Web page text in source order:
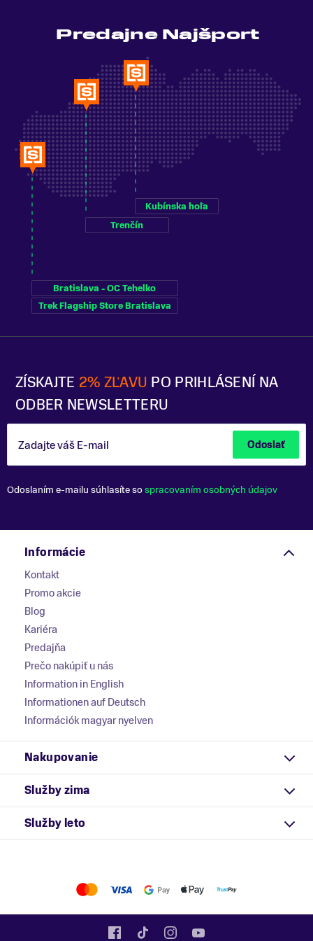
ZÍSKAJTE 2% ZĽAVU PO PRIHLÁSENÍ NA
ODBER NEWSLETTERU
Zadajte váš E-mail Odoslať
Odoslaním e-mailu súhlasíte sospracovaním osobných údajov
Predajne Najšport
Bratislava - OC Tehelko
Trek Flagship Store Bratislava
Trenčín
Kubínska hoľa
Informácie
Kontakt
Promo akcie
Blog
Kariéra
Predajňa
Prečo nakúpiť u nás
Information in English
Informationen auf Deutsch
Információk magyar nyelven
Nakupovanie
Služby zima
Služby leto